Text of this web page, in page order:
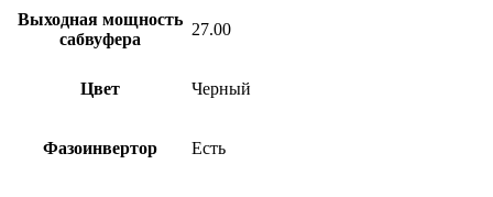
Выходная мощность
сабвуфера
27.00
Цвет Черный
Фазоинвертор Есть